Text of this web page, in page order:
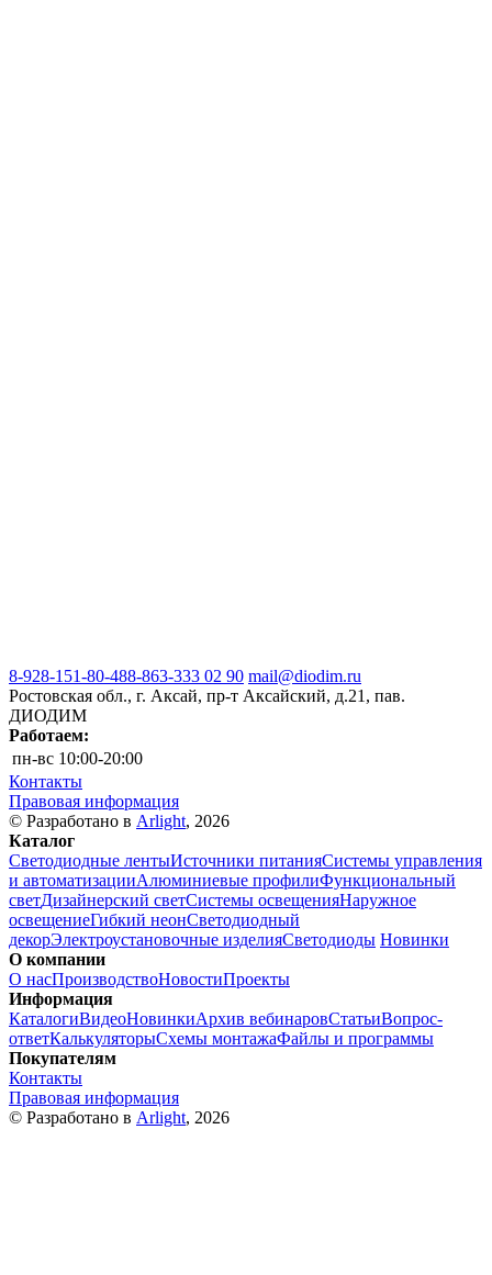
8-928-151-80-488-863-333 02 90 mail@diodim.ru
Ростовская обл., г. Аксай, пр-т Аксайский, д.21, пав.
ДИОДИМ
Работаем:
пн-вс 10:00-20:00
Контакты
Правовая информация
© Разработано в Arlight, 2026
Каталог
Светодиодные лентыИсточники питанияСистемы управления
и автоматизацииАлюминиевые профилиФункциональный
светДизайнерский светСистемы освещенияНаружное
освещениеГибкий неонСветодиодный
декорЭлектроустановочные изделияСветодиоды Новинки
О компании
О насПроизводствоНовостиПроекты
Информация
КаталогиВидеоНовинкиАрхив вебинаровСтатьиВопрос-
ответКалькуляторыСхемы монтажаФайлы и программы
Покупателям
Контакты
Правовая информация
© Разработано в Arlight, 2026